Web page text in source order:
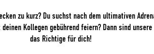
zu kurz? Du suchst nach dem ultimativen
Kollegen gebührend feiern? Dann sind
das Richtige für dich!